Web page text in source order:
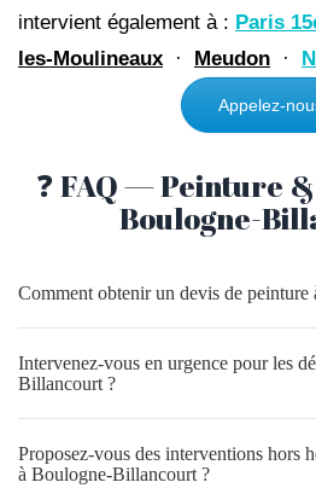
intervient également à : Paris
les-Moulineaux · Meudon ·
Appelez-
❓ FAQ — Peinture
Boulogne-
Comment obtenir un devis de
Intervenez-vous en urgence pour les
Billancourt ?
Proposez-vous des interventions hors
à Boulogne-Billancourt ?